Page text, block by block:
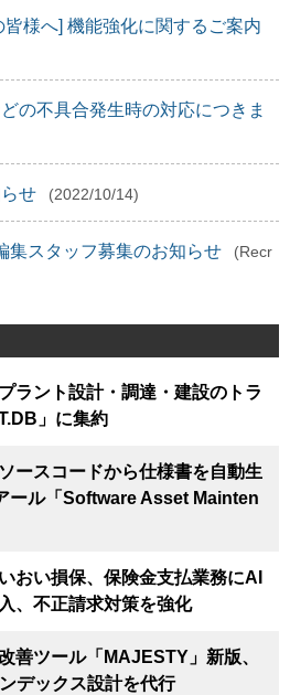
様へ] 機能強化に関するご案内
の不具合発生時の対応につきま
せ (2022/10/14)
集スタッフ募集のお知らせ
(Recr
ラント設計・調達・建設のトラ
」に集約
ースコードから仕様書を自動生
ール「Software Asset Mainten
おい損保、保険金支払業務にAI
、不正請求対策を強化
善ツール「MAJESTY」新版、
デックス設計を代行